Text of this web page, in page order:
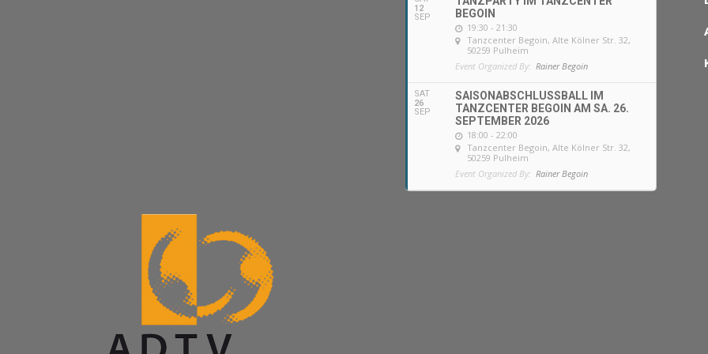
12
SEP
BEGOIN
19:30 - 21:30
Tanzcenter Begoin, Alte Kölner Str. 32,
50259 Pulheim
Event Organized By: Rainer Begoin
SAT
26
SEP
SAISONABSCHLUSSBALL IM
TANZCENTER BEGOIN AM SA. 26.
SEPTEMBER 2026
18:00 - 22:00
Tanzcenter Begoin, Alte Kölner Str. 32,
50259 Pulheim
Event Organized By: Rainer Begoin